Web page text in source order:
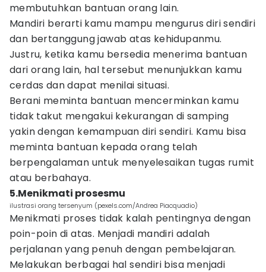
membutuhkan bantuan orang lain.
Mandiri berarti kamu mampu mengurus diri sendiri
dan bertanggung jawab atas kehidupanmu.
Justru, ketika kamu bersedia menerima bantuan
dari orang lain, hal tersebut menunjukkan kamu
cerdas dan dapat menilai situasi.
Berani meminta bantuan mencerminkan kamu
tidak takut mengakui kekurangan di samping
yakin dengan kemampuan diri sendiri. Kamu bisa
meminta bantuan kepada orang telah
berpengalaman untuk menyelesaikan tugas rumit
atau berbahaya.
5.Menikmati prosesmu
ilustrasi orang tersenyum (pexels.com/Andrea Piacquadio)
Menikmati proses tidak kalah pentingnya dengan
poin-poin di atas. Menjadi mandiri adalah
perjalanan yang penuh dengan pembelajaran.
Melakukan berbagai hal sendiri bisa menjadi